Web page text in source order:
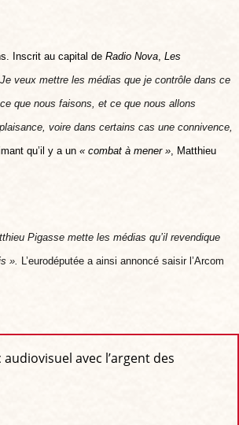
Inscrit au capital de Radio Nova Les
veux mettre les médias que je contrôle dans ce
que nous faisons, et ce que nous allons
voire dans certains cas une connivence,
qu’il y a un « combat à mener » , Matthieu
Pigasse mette les médias qu’il revendique
». L’eurodéputée a ainsi annoncé saisir l’Arcom
avec l’argent des